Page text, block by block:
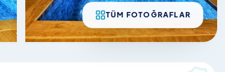
TÜM FOTOĞRAFLAR